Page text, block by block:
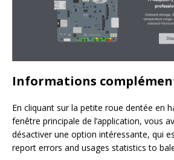
Informations
En cliquant sur la petite roue dentée en
fenêtre principale de l’application, vous
désactiver une option intéressante, qui
report errors and usages statistics to